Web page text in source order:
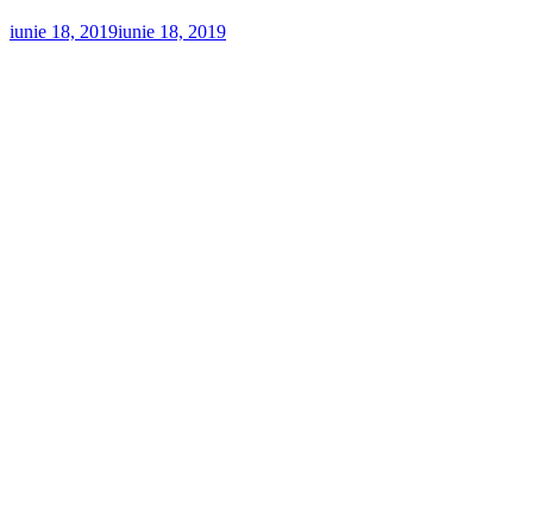
iunie 18, 2019iunie 18, 2019